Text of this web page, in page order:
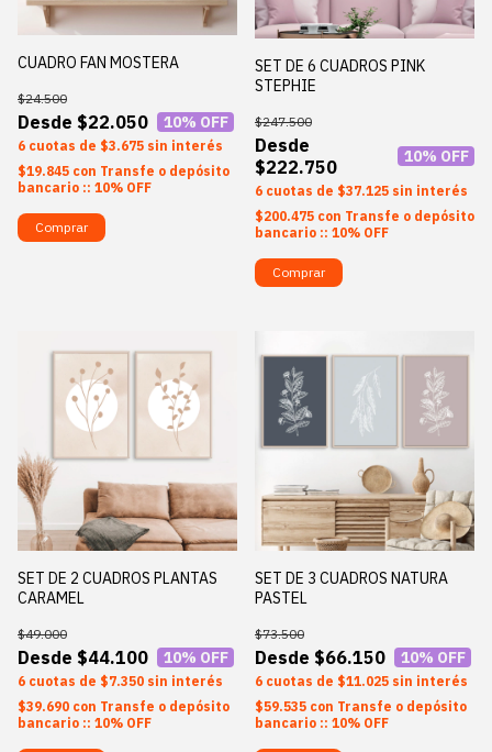
CUADRO FAN MOSTERA
$22.050
$24.500
10% OFF
6 $3.675 sin interés
$19.845 con Transfe o depósito
bancario :: 10% OFF
Comprar
SET DE 6 CUADROS PINK
STEPHIE
$222.750
$247.500
10% OFF
6 $37.125 sin interés
$200.475 con Transfe o depósito
bancario :: 10% OFF
Comprar
SET DE 2 CUADROS PLANTAS
CARAMEL
$44.100
$49.000
10% OFF
6 $7.350 sin interés
$39.690 con Transfe o depósito
bancario :: 10% OFF
SET DE 3 CUADROS NATURA
PASTEL
$66.150
$73.500
10% OFF
6 $11.025 sin interés
$59.535 con Transfe o depósito
bancario :: 10% OFF